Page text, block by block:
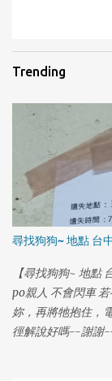
Trending
尋找狗狗~ 地點 台
【尋找狗狗~ 地點
po親人 不會閃車
妳，再將牠抱住，
徑解說好嗎--謝謝